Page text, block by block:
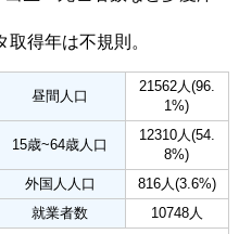
得年は不規則。
昼間人口
21562人(96.
1%)
15歳~64歳人口
12310人(54.
8%)
外国人人口
816人(3.6%)
就業者数
10748人